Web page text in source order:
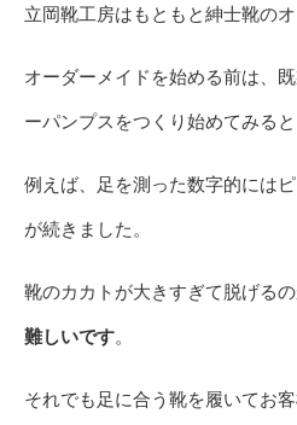
立岡靴工房はもともと紳士靴の
オーダーメイドを始める前は、
ーパンプスをつくり始めてみる
例えば、足を測った数字的には
が続きました。
靴のカカトが大きすぎて脱げる
難しいです。
それでも足に合う靴を履いてお